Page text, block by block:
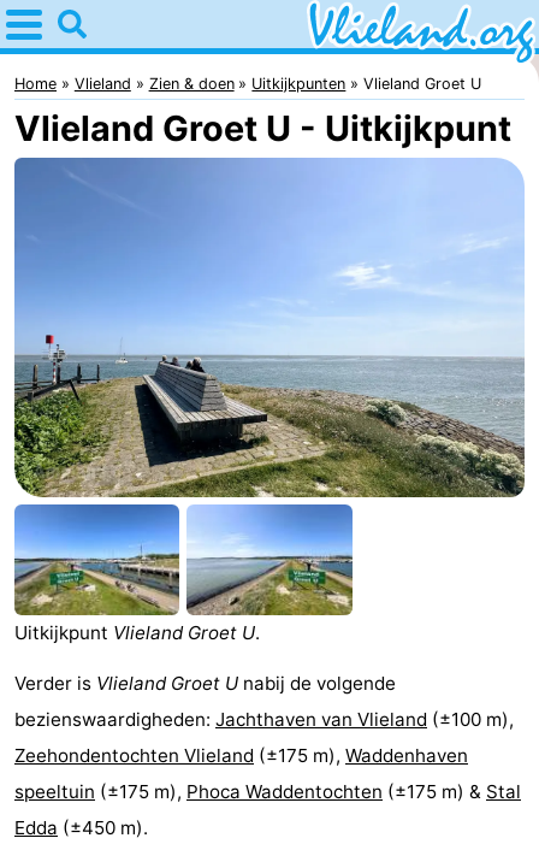
Home
Vlieland
Tips
Appartementen
-
Vlieduyn
Campings
Hotels
Last
minutes
Strand
Zien
&
doen
Bezienswaardigheden
-
Home Vlieland Zien & doen Uitkijkpunten Vlieland Groet U
Vlieland Groet U - Uitkijkpunt
Uitkijkpunt Vlieland Groet U.
Verder is Vlieland Groet U nabij de volgende
bezienswaardigheden: Jachthaven van Vlieland (±100 m),
Zeehondentochten Vlieland (±175 m), Waddenhaven
speeltuin (±175 m), Phoca Waddentochten (±175 m) & Stal
Edda (±450 m).